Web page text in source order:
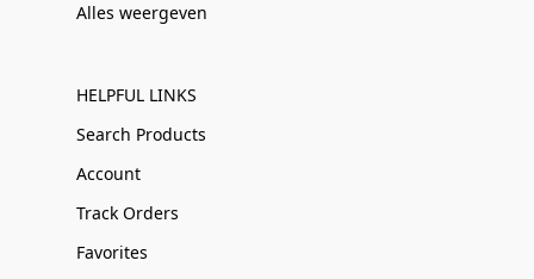
Alles weergeven
HELPFUL LINKS
Search Products
Account
Track Orders
Favorites